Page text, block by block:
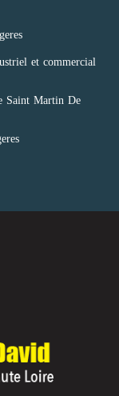
et commercial
Saint Martin De